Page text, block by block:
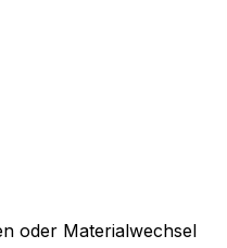
oder Materialwechsel